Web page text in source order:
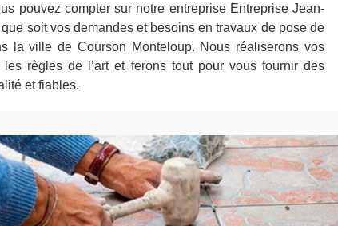
pouvez compter sur notre entreprise Entreprise Jean-
soit vos demandes et besoins en travaux de pose de
la ville de Courson Monteloup. Nous réaliserons vos
les règles de l’art et ferons tout pour vous fournir des
et fiables.